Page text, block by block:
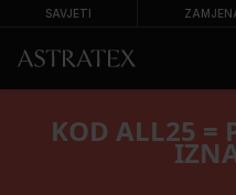
SAVJETI
KOD ALL25 =